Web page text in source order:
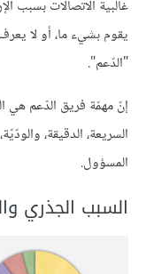
غالبية الاتصالات بسبب
يقوم بشيء ما، أو لا
"الدّعم".
إنّ مهمّة فريق الدّعم هي
السريعة، الدقيقة،
المسؤول.
السبب الجذري